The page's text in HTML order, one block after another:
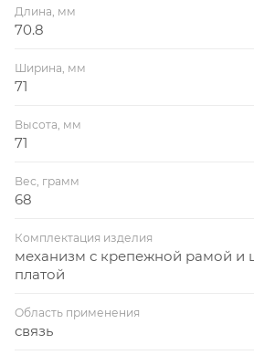
Длина, мм
70.8
Ширина, мм
71
Высота, мм
71
Вес, грамм
68
Комплектация изделия
механизм с крепежной рамой и
платой
Область применения
связь